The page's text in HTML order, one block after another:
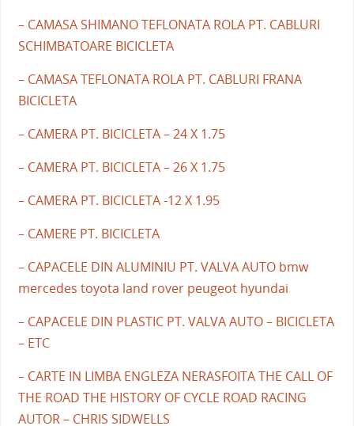
– CAMASA SHIMANO TEFLONATA ROLA PT. CABLURI
SCHIMBATOARE BICICLETA
– CAMASA TEFLONATA ROLA PT. CABLURI FRANA
BICICLETA
– CAMERA PT. BICICLETA – 24 X 1.75
– CAMERA PT. BICICLETA – 26 X 1.75
– CAMERA PT. BICICLETA -12 X 1.95
– CAMERE PT. BICICLETA
– CAPACELE DIN ALUMINIU PT. VALVA AUTO bmw
mercedes toyota land rover peugeot hyundai
– CAPACELE DIN PLASTIC PT. VALVA AUTO – BICICLETA
– ETC
– CARTE IN LIMBA ENGLEZA NERASFOITA THE CALL OF
THE ROAD THE HISTORY OF CYCLE ROAD RACING
AUTOR – CHRIS SIDWELLS